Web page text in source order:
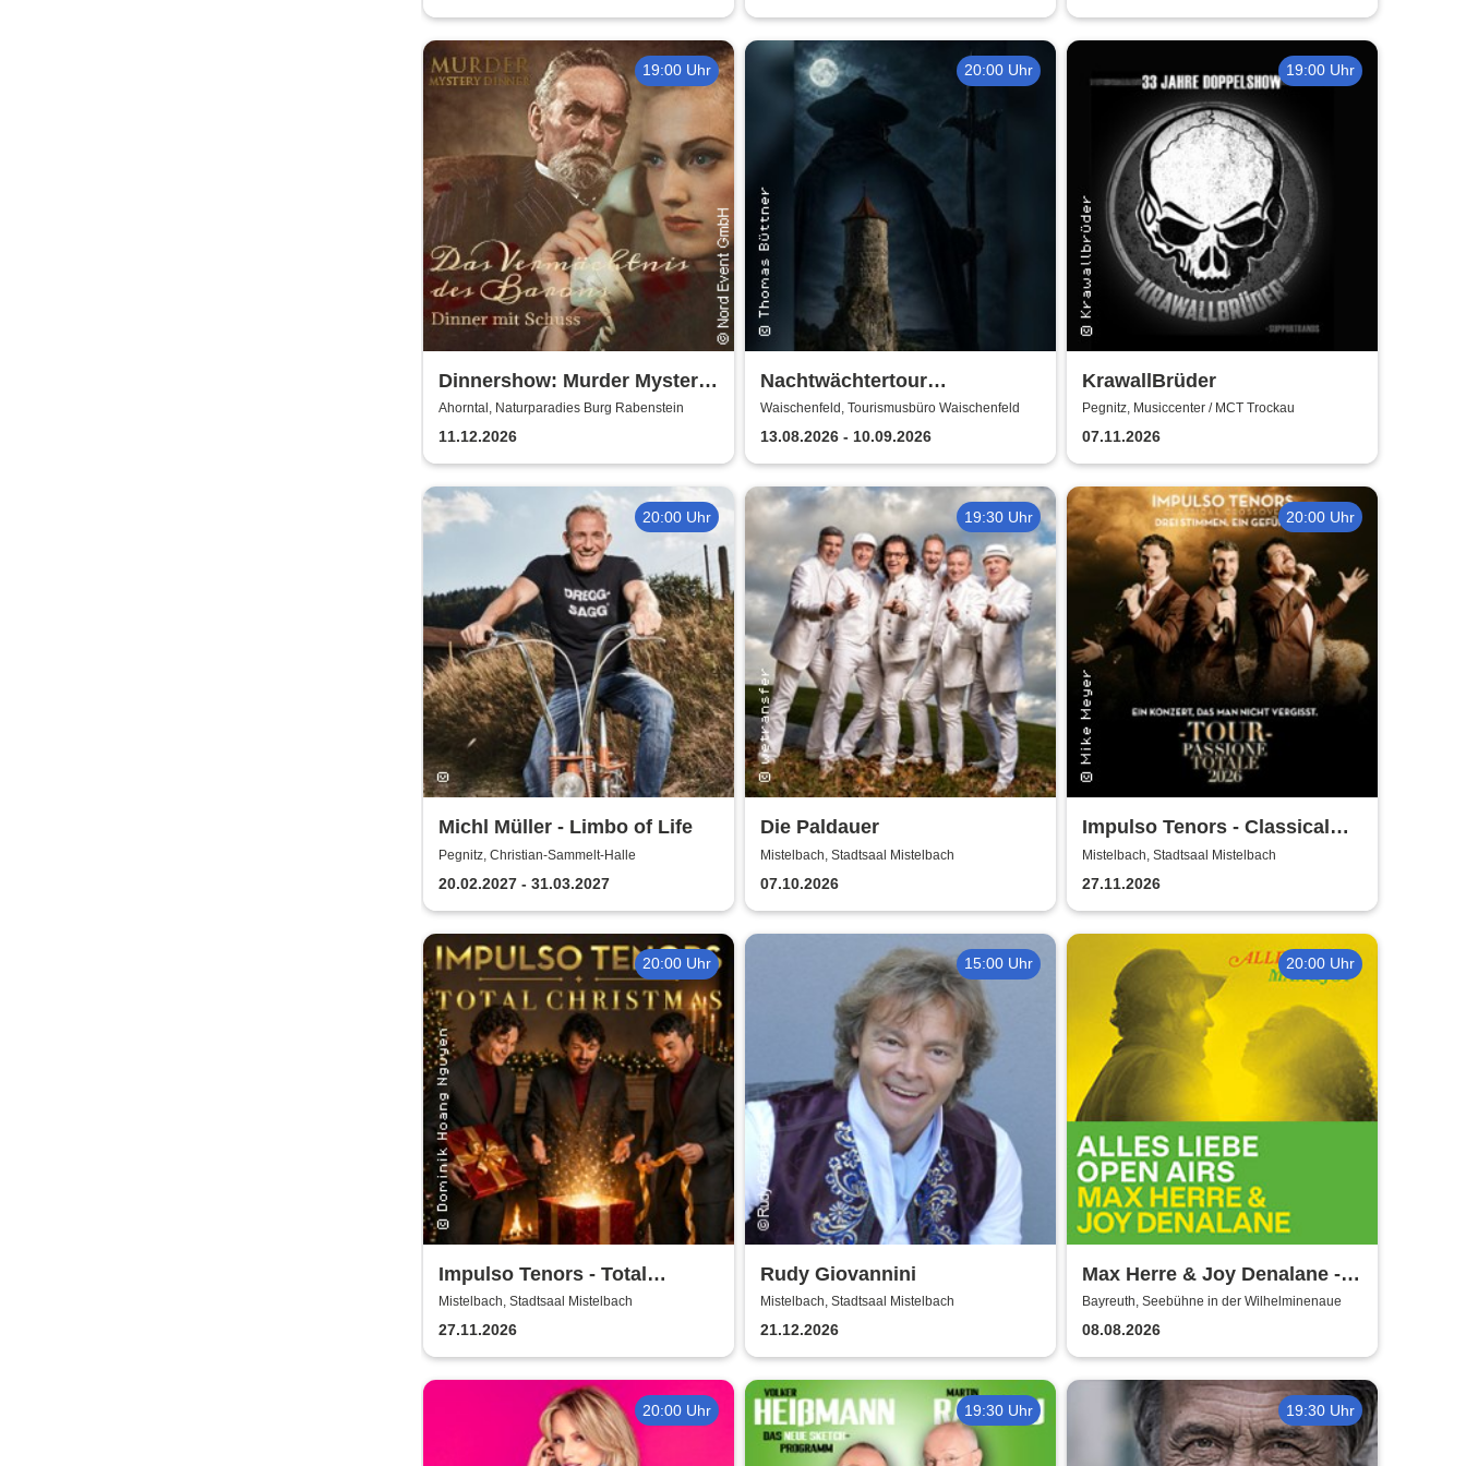
19:00 Uhr
Dinnershow: Murder Mystery
Dinner
Ahorntal, Naturparadies Burg Rabenstein
11.12.2026
20:00 Uhr
Nachtwächtertour
Waischenfeld
Waischenfeld, Tourismusbüro Waischenfeld
13.08.2026 - 10.09.2026
19:00 Uhr
KrawallBrüder
Pegnitz, Musiccenter / MCT Trockau
07.11.2026
20:00 Uhr
Michl Müller - Limbo of Life
Pegnitz, Christian-Sammelt-Halle
20.02.2027 - 31.03.2027
19:30 Uhr
Die Paldauer
Mistelbach, Stadtsaal Mistelbach
07.10.2026
20:00 Uhr
Impulso Tenors - Classical
Crossover
Mistelbach, Stadtsaal Mistelbach
27.11.2026
20:00 Uhr
Impulso Tenors - Total
Christmas
Mistelbach, Stadtsaal Mistelbach
27.11.2026
15:00 Uhr
Rudy Giovannini
Mistelbach, Stadtsaal Mistelbach
21.12.2026
20:00 Uhr
Max Herre & Joy Denalane -
Alles Liebe Open Airs '26
Bayreuth, Seebühne in der Wilhelminenaue
08.08.2026
20:00 Uhr 19:30 Uhr 19:30 Uhr